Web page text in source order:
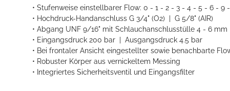
• Stufenweise einstellbarer Flow: 0 - 1 - 2 - 3 - 4 - 5 - 6 - 9
• Hochdruck-Handanschluss G 3/4" (O2) | G 5/8" (AIR)
• Abgang UNF 9/16" mit Schlauchanschlusstülle 4 - 6 mm
• Eingangsdruck 200 bar | Ausgangsdruck 4.5 bar
• Bei frontaler Ansicht eingestellter sowie benachbarte
• Robuster Körper aus vernickeltem Messing
• Integriertes Sicherheitsventil und Eingangsfilter